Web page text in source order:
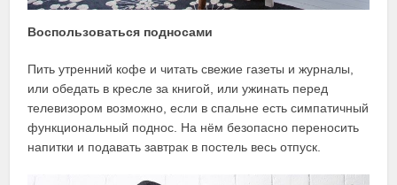
Воспользоваться подносами
Пить утренний кофе и читать свежие газеты и журналы,
или обедать в кресле за книгой, или ужинать перед
телевизором возможно, если в спальне есть симпатичный
функциональный поднос. На нём безопасно переносить
напитки и подавать завтрак в постель весь отпуск.